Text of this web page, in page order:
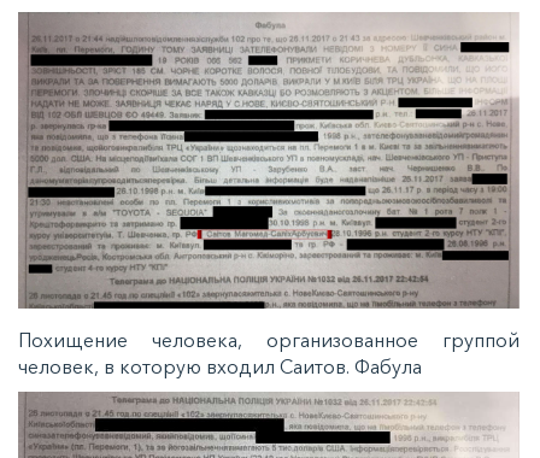
Похищение человека, организованное группой
человек, в которую входил Саитов. Фабула